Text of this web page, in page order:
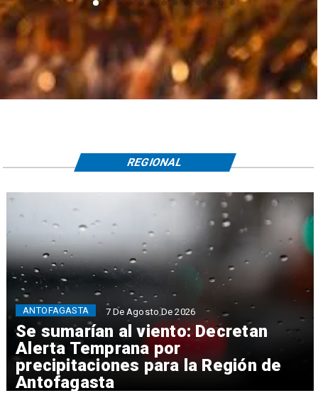
Se sumarían al viento: Decretan
Alerta Temprana por
precipitaciones para la Región de
Antofagasta
ANTOFAGASTA 7 De Agosto De 2026
REGIONAL